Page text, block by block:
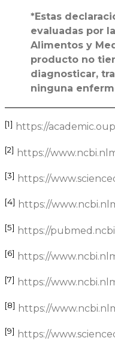
*Estas
evaluadas por
Alimentos y
producto no
diagnosticar,
ninguna
[1] https://
[2] https://
[3] https://
[4] https://
[5] https://
[6] https://
[7] https://
[8] https://
[9] https://